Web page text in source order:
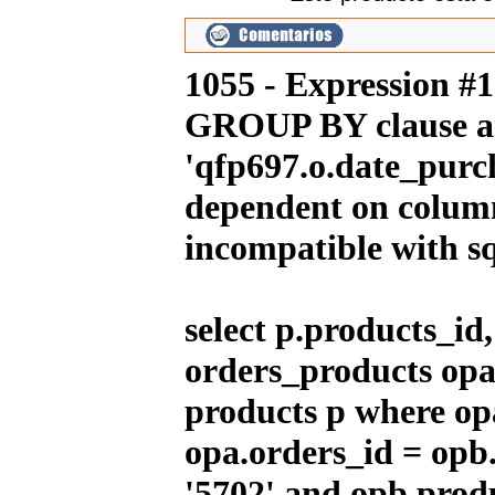
1055 - Expression
GROUP BY clause
dependent on
incompatible with
select
orders_products
products p where
opa.orders_id =